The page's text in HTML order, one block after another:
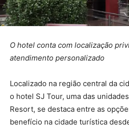
O hotel conta com localização
atendimento personalizado
Localizado na região central da
o hotel SJ Tour, uma das
Resort, se destaca entre as
benefício na cidade turística